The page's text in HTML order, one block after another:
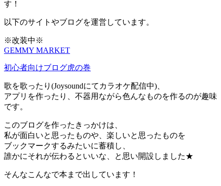
す！
以下のサイトやブログを運営しています。
※改装中※
GEMMY MARKET
初心者向けブログ虎の巻
歌を歌ったり(Joysoundにてカラオケ配信中)、
アプリを作ったり、不器用ながら色んなものを作るのが趣味
です。
このブログを作ったきっかけは、
私が面白いと思ったものや、楽しいと思ったものを
ブックマークするみたいに蓄積し、
誰かにそれが伝わるといいな、と思い開設しました★
そんなこんなで本まで出しています！